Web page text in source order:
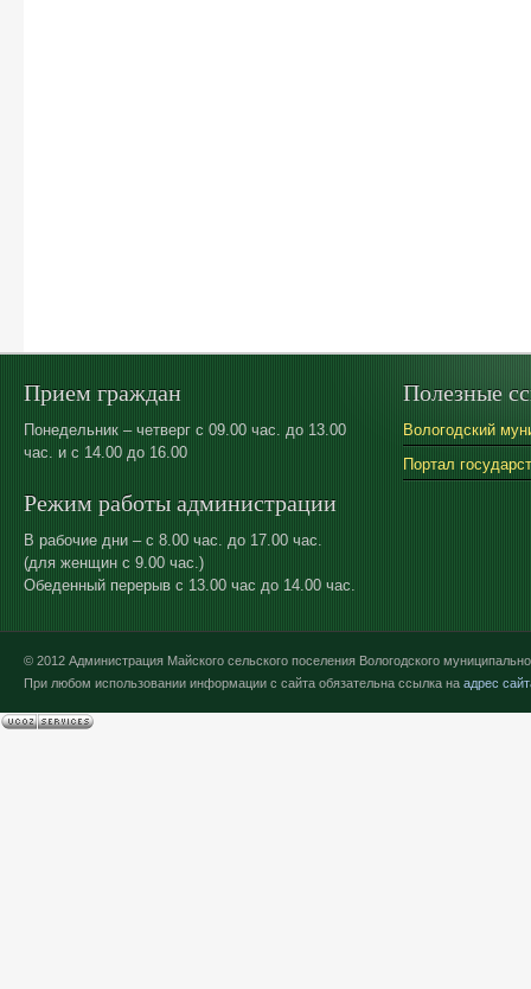
Прием граждан
Понедельник – четверг с 09.00 час. до 13.00
час. и с 14.00 до 16.00
Режим работы администрации
В рабочие дни – с 8.00 час. до 17.00 час.
(для женщин с 9.00 час.)
Обеденный перерыв с 13.00 час до 14.00 час.
Полезные
Вологодский
Портал
© 2012 Администрация Майского сельского поселения Вологодского
При любом использовании информации с сайта обязательна ссылка на адрес